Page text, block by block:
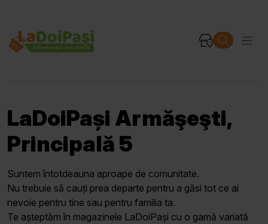
LaDoiPași Armăşeşti,
Principală 5
Suntem întotdeauna aproape de comunitate.
Nu trebuie să cauți prea departe pentru a găsi tot ce ai
nevoie pentru tine sau pentru familia ta.
Te așteptăm în magazinele LaDoiPași cu o gamă variată